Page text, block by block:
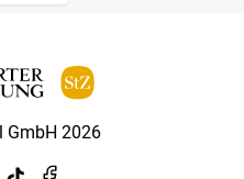
GmbH 2026